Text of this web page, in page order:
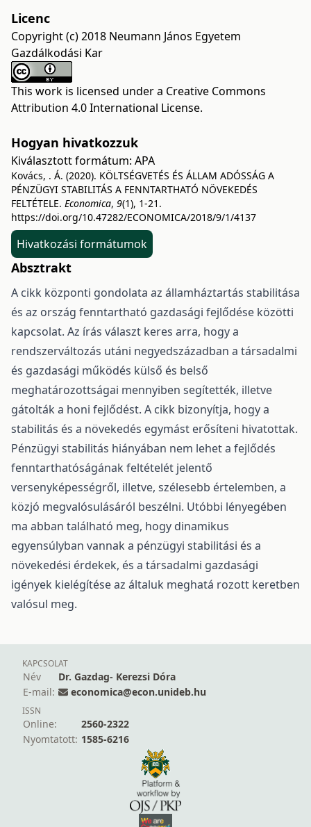
Licenc
Copyright (c) 2018 Neumann János Egyetem
Gazdálkodási Kar
This work is licensed under a Creative Commons
Attribution 4.0 International License.
Hogyan hivatkozzuk
Kiválasztott formátum: APA
Kovács, . Á. (2020). KÖLTSÉGVETÉS ÉS ÁLLAM ADÓSSÁG A
PÉNZÜGYI STABILITÁS A FENNTARTHATÓ NÖVEKEDÉS
FELTÉTELE. Economica, 9(1), 1-21.
https://doi.org/10.47282/ECONOMICA/2018/9/1/4137
Hivatkozási formátumok
Absztrakt
A cikk központi gondolata az államháztartás stabilitása
és az ország fenntartható gazdasági fejlődése közötti
kapcsolat. Az írás választ keres arra, hogy a
rendszerváltozás utáni negyedszázadban a társadalmi
és gazdasági működés külső és belső
meghatározottságai mennyiben segítették, illetve
gátolták a honi fejlődést. A cikk bizonyítja, hogy a
stabilitás és a növekedés egymást erősíteni hivatottak.
Pénzügyi stabilitás hiányában nem lehet a fejlődés
fenntarthatóságának feltételét jelentő
versenyképességről, illetve, szélesebb értelemben, a
közjó megvalósulásáról beszélni. Utóbbi lényegében
ma abban található meg, hogy dinamikus
egyensúlyban vannak a pénzügyi stabilitási és a
növekedési érdekek, és a társadalmi gazdasági
igények kielégítése az általuk meghatá rozott keretben
valósul meg.
KAPCSOLAT
Név
Dr. Gazdag- Kerezsi Dóra
E-mail:
economica@econ.unideb.hu
ISSN
Online:
2560-2322
Nyomtatott: 1585-6216